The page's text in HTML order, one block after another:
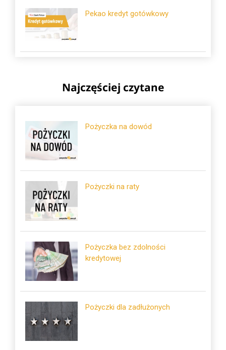
Pekao kredyt gotówkowy
Najczęściej czytane
Pożyczka na dowód
Pożyczki na raty
Pożyczka bez zdolności
kredytowej
Pożyczki dla zadłużonych